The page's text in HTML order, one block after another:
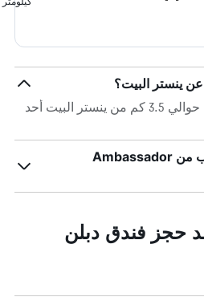
ينستر البيت؟
فندق دبلن سكيلون على بعد حوالي 3.5 كم من ينستر البيت أحد
هل فندق دبلن سكيلون قريب من Ambassador
حجز فندق دبلن